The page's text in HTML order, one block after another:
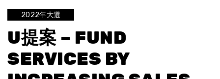
2022年大選
U提案 – FUND
SERVICES BY